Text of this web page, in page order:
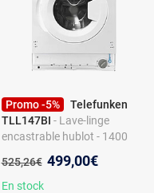
Promo -5%
Telefunken
TLL147BI - Lave-linge
encastrable hublot - 1400
départ différé - affichage du
temps restant - classe lavage
Ancien prix :
525,26€ Nouveau prix :
499,00€
En stock